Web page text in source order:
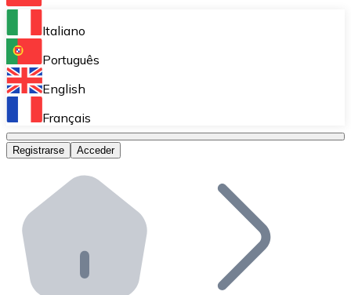
Bitnovo Ramp
Integra nuestra solución en tu plataforma.
Bitnovo Giftcards
Bitnovo OTC
Bitnovo ATM
Integra un ATM Bitnovo en tu negocio y permite que
Bitnovo API
Integra nuestra API en tu ecosistema.
Italiano
Português
English
Français
Registrarse Acceder